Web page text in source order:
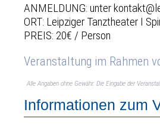
ANMELDUNG: unter
ORT: Leipziger Tanztheater I
PREIS: 20€ / Person
Veranstaltung im Rahmen
Alle Angaben ohne Gewähr. Die Eingabe der
Informationen zum